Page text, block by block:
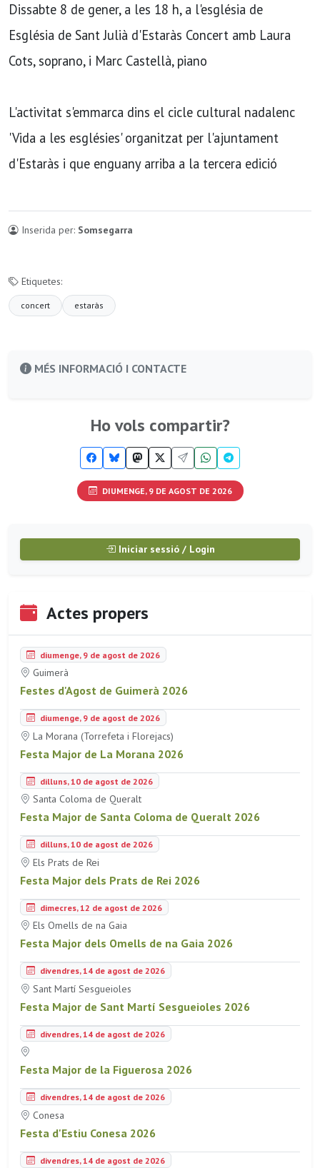
Dissabte 8 de gener, a les 18 h, a l'església de
Església de Sant Julià d'Estaràs Concert amb Laura
Cots, soprano, i Marc Castellà, piano
L'activitat s'emmarca dins el cicle cultural nadalenc
'Vida a les esglésies' organitzat per l'ajuntament
d'Estaràs i que enguany arriba a la tercera edició
Inserida per: Somsegarra
Etiquetes:
concert estaràs
MÉS INFORMACIÓ I CONTACTE
Ho vols compartir?
DIUMENGE, 9 DE AGOST DE 2026
Iniciar sessió / Login
Actes propers
diumenge, 9 de agost de 2026
Guimerà
Festes d'Agost de Guimerà 2026
diumenge, 9 de agost de 2026
La Morana (Torrefeta i Florejacs)
Festa Major de La Morana 2026
dilluns, 10 de agost de 2026
Santa Coloma de Queralt
Festa Major de Santa Coloma de Queralt 2026
dilluns, 10 de agost de 2026
Els Prats de Rei
Festa Major dels Prats de Rei 2026
dimecres, 12 de agost de 2026
Els Omells de na Gaia
Festa Major dels Omells de na Gaia 2026
divendres, 14 de agost de 2026
Sant Martí Sesgueioles
Festa Major de Sant Martí Sesgueioles 2026
divendres, 14 de agost de 2026
Festa Major de la Figuerosa 2026
divendres, 14 de agost de 2026
Conesa
Festa d'Estiu Conesa 2026
divendres, 14 de agost de 2026